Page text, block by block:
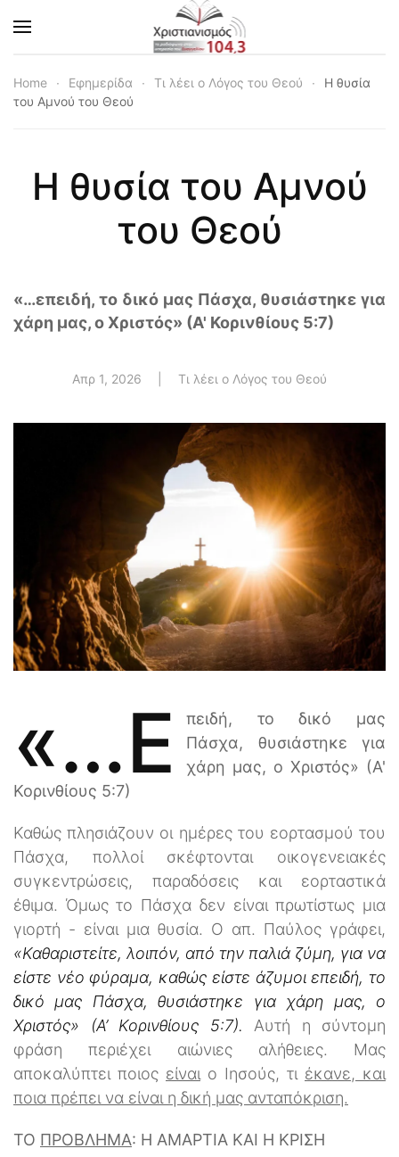
Skip to main content
Home Εφημερίδα Τι λέει ο Λόγος του Θεού
Η θυσία
του Αμνού του Θεού
Η θυσία του Αμνού
του Θεού
«…επειδή, το δικό μας Πάσχα, θυσιάστηκε για
χάρη μας, ο Χριστός» (Α' Κορινθίους 5:7)
Απρ 1, 2026 Τι λέει ο Λόγος του Θεού
«…ε
πειδή, το δικό μας
Πάσχα, θυσιάστηκε για
χάρη μας, ο Χριστός» (Α'
Κορινθίους 5:7)
Καθώς πλησιάζουν οι ημέρες του εορτασμού του
Πάσχα, πολλοί σκέφτονται οικογενειακές
συγκεντρώσεις, παραδόσεις και εορταστικά
έθιμα. Όμως το Πάσχα δεν είναι πρωτίστως μια
γιορτή - είναι μια θυσία. Ο απ. Παύλος γράφει,
«Καθαριστείτε, λοιπόν, από την παλιά ζύμη, για να
είστε νέο φύραμα, καθώς είστε άζυμοι επειδή, το
δικό μας Πάσχα, θυσιάστηκε για χάρη μας, ο
Χριστός» (Α’ Κορινθίους 5:7). Αυτή η σύντομη
φράση περιέχει αιώνιες αλήθειες. Μας
αποκαλύπτει ποιος είναι ο Ιησούς, τι έκανε, και
ποια πρέπει να είναι η δική μας ανταπόκριση.
ΤΟ ΠΡΟΒΛΗΜΑ: Η ΑΜΑΡΤΙΑ ΚΑΙ Η ΚΡΙΣΗ